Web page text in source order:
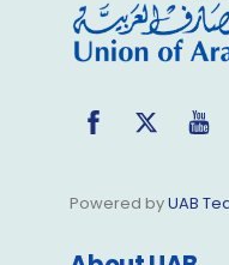
FacebookTwitter
Powered byUAB